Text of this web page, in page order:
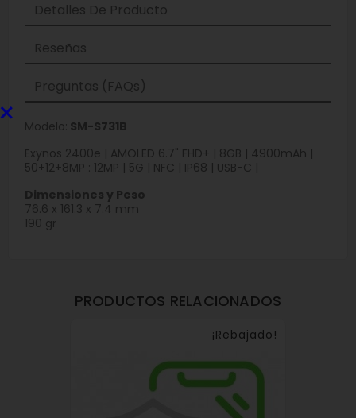
Detalles De Producto
Reseñas
Preguntas (FAQs)
Modelo: SM-S731B
Exynos 2400e | AMOLED 6.7" FHD+ | 8GB | 4900mAh |
50+12+8MP : 12MP | 5G | NFC | IP68 | USB-C |
Dimensiones y Peso
76.6 x 161.3 x 7.4 mm
190 gr
PRODUCTOS RELACIONADOS
¡Rebajado!